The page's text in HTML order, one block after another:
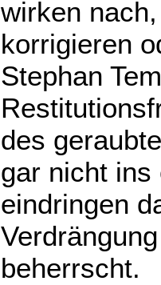
wirken
korrigieren
Stephan
des
gar nicht ins
eindringen
beherrscht.